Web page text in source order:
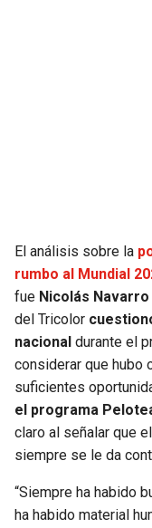
RAMS
49ERS
SEAHAWKS
BEARS
LIONS
PACKERS
ROCKETS
GRIZZLIES
PELICANS
SPURS
NUGGETS
TIMBERWOLVES
El análisis sobre la
rumbo al Mundial
fue Nicolás
del Tricolor
nacional durante el
considerar que hubo
suficientes
el programa
claro al señalar que
siempre se le da
“Siempre ha habido
ha habido material